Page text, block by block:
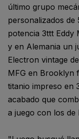
último grupo
personalizados de
potencia 3ttt Eddy
y en Alemania un
Electron vintage
MFG en Brooklyn
titanio impreso en
acabado que
a juego con los de